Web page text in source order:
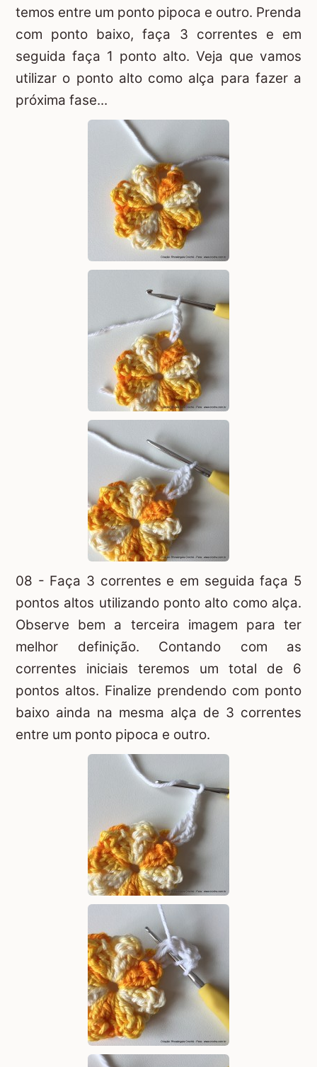
temos entre um ponto pipoca e outro. Prenda
com ponto baixo, faça 3 correntes e em
seguida faça 1 ponto alto. Veja que vamos
utilizar o ponto alto como alça para fazer a
próxima fase...
08 - Faça 3 correntes e em seguida faça 5
pontos altos utilizando ponto alto como alça.
Observe bem a terceira imagem para ter
melhor definição. Contando com as
correntes iniciais teremos um total de 6
pontos altos. Finalize prendendo com ponto
baixo ainda na mesma alça de 3 correntes
entre um ponto pipoca e outro.